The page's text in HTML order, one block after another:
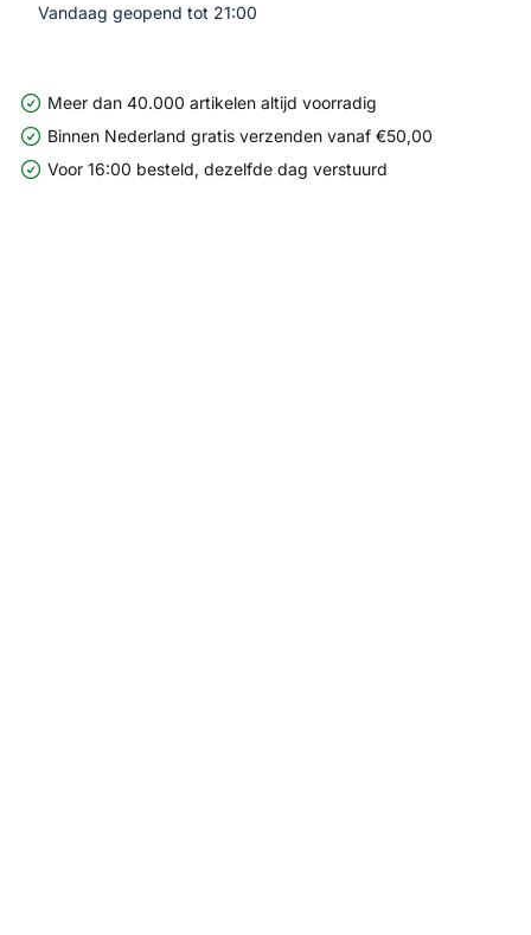
Vandaag geopend tot 21:00
Meer dan 40.000 artikelen altijd voorradig
Binnen Nederland gratis verzenden vanaf €50,00
Voor 16:00 besteld, dezelfde dag verstuurd